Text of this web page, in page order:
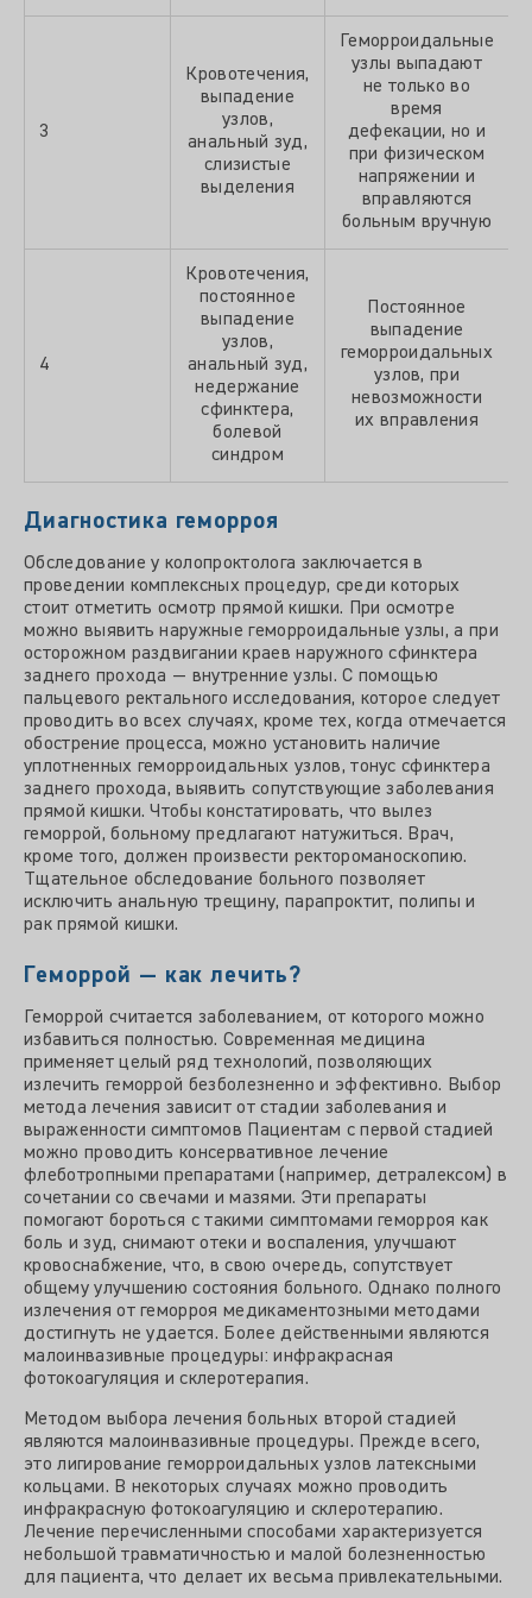
3
Кровотечения,
выпадение
узлов,
анальный зуд,
слизистые
выделения
Геморроидальные
узлы выпадают
не только во
время
дефекации, но и
при физическом
напряжении и
вправляются
больным вручную
4
Кровотечения,
постоянное
выпадение
узлов,
анальный зуд,
недержание
сфинктера,
болевой
синдром
Постоянное
выпадение
геморроидальных
узлов, при
невозможности
их вправления
Диагностика геморроя
Обследование у колопроктолога заключается в
проведении комплексных процедур, среди которых
стоит отметить осмотр прямой кишки. При осмотре
можно выявить наружные геморроидальные узлы, а при
осторожном раздвигании краев наружного сфинктера
заднего прохода — внутренние узлы. С помощью
пальцевого ректального исследования, которое следует
проводить во всех случаях, кроме тех, когда отмечается
обострение процесса, можно установить наличие
уплотненных геморроидальных узлов, тонус сфинктера
заднего прохода, выявить сопутствующие заболевания
прямой кишки. Чтобы констатировать, что вылез
геморрой, больному предлагают натужиться. Врач,
кроме того, должен произвести ректороманоскопию.
Тщательное обследование больного позволяет
исключить анальную трещину, парапроктит, полипы и
рак прямой кишки.
Геморрой — как лечить?
Геморрой считается заболеванием, от которого можно
избавиться полностью. Современная медицина
применяет целый ряд технологий, позволяющих
излечить геморрой безболезненно и эффективно. Выбор
метода лечения зависит от стадии заболевания и
выраженности симптомов Пациентам с первой стадией
можно проводить консервативное лечение
флеботропными препаратами (например, детралексом) в
сочетании со свечами и мазями. Эти препараты
помогают бороться с такими симптомами геморроя как
боль и зуд, снимают отеки и воспаления, улучшают
кровоснабжение, что, в свою очередь, сопутствует
общему улучшению состояния больного. Однако полного
излечения от геморроя медикаментозными методами
достигнуть не удается. Более действенными являются
малоинвазивные процедуры: инфракрасная
фотокоагуляция и склеротерапия.
Методом выбора лечения больных второй стадией
являются малоинвазивные процедуры. Прежде всего,
это лигирование геморроидальных узлов латексными
кольцами. В некоторых случаях можно проводить
инфракрасную фотокоагуляцию и склеротерапию.
Лечение перечисленными способами характеризуется
небольшой травматичностью и малой болезненностью
для пациента, что делает их весьма привлекательными.